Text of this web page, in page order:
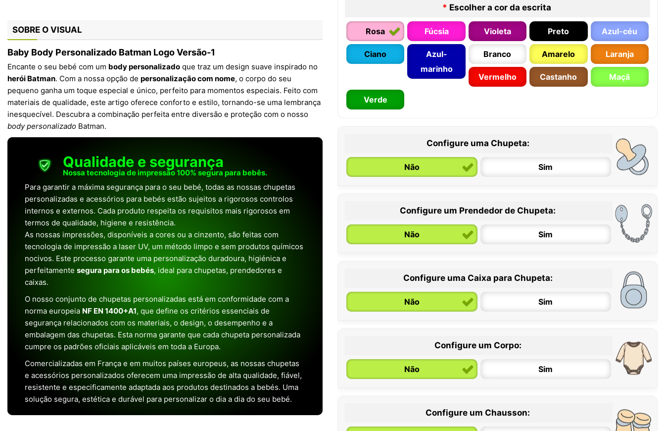
SOBRE O VISUAL
Baby Body Personalizado Batman Logo Versão-1
Encante o seu bebé com um body personalizado que traz um design suave inspirado no
herói Batman. Com a nossa opção de personalização com nome, o corpo do seu
pequeno ganha um toque especial e único, perfeito para momentos especiais. Feito com
materiais de qualidade, este artigo oferece conforto e estilo, tornando-se uma lembrança
inesquecível. Descubra a combinação perfeita entre diversão e proteção com o nosso
body personalizado Batman.
Qualidade e segurança
Nossa tecnologia de impressão 100% segura para bebês.
Para garantir a máxima segurança para o seu bebé, todas as nossas chupetas
personalizadas e acessórios para bebés estão sujeitos a rigorosos controlos
internos e externos. Cada produto respeita os requisitos mais rigorosos em
termos de qualidade, higiene e resistência.
As nossas impressões, disponíveis a cores ou a cinzento, são feitas com
tecnologia de impressão a laser UV, um método limpo e sem produtos químicos
nocivos. Este processo garante uma personalização duradoura, higiénica e
perfeitamente segura para os bebés, ideal para chupetas, prendedores e
caixas.
O nosso conjunto de chupetas personalizadas está em conformidade com a
norma europeia NF EN 1400+A1, que define os critérios essenciais de
segurança relacionados com os materiais, o design, o desempenho e a
embalagem das chupetas. Esta norma garante que cada chupeta personalizada
cumpre os padrões oficiais aplicáveis em toda a Europa.
Comercializadas em França e em muitos países europeus, as nossas chupetas
e acessórios personalizados oferecem uma impressão de alta qualidade, fiável,
resistente e especificamente adaptada aos produtos destinados a bebés. Uma
solução segura, estética e durável para personalizar o dia a dia do seu bebé.
* Escolher a cor da escrita
Rosa Fúcsia Violeta Preto Azul-céu
Ciano
Azul-
marinho
Branco Amarelo Laranja
Vermelho Castanho Maçã
Verde
Configure uma Chupeta:
Não Sim
0 / 6 meses
Configure um Prendedor de Chupeta:
Não Sim
Configure uma Caixa para Chupeta:
Não Sim
Configure um Corpo:
Não Sim
6 / 12 meses 12 / 18 meses
Configure um Chausson: